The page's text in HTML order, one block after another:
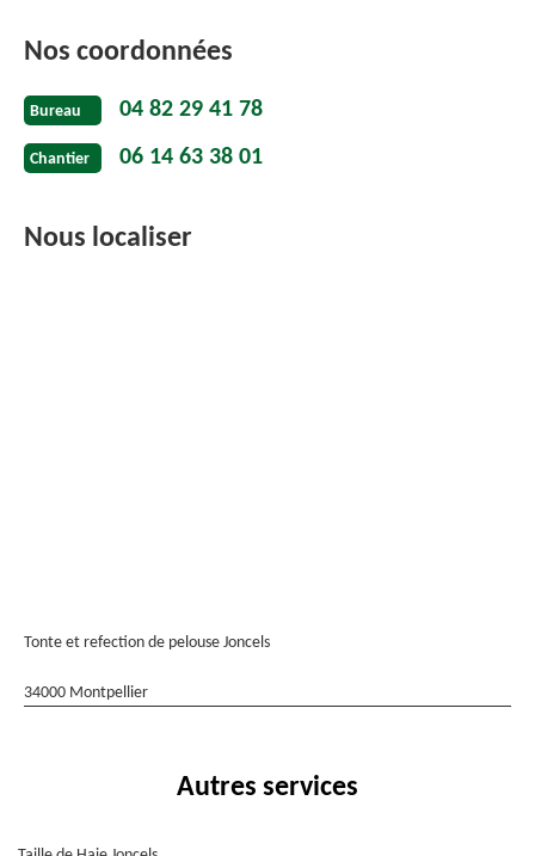
Nos coordonnées
Bureau 04 82 29 41 78
Chantier 06 14 63 38 01
Nous localiser
Tonte et refection de pelouse Joncels
34000 Montpellier
Autres services